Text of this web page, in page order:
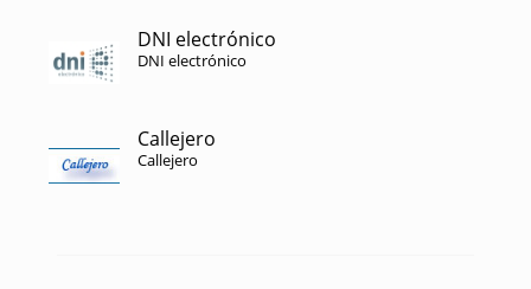
DNI electrónico
DNI electrónico
Callejero
Callejero